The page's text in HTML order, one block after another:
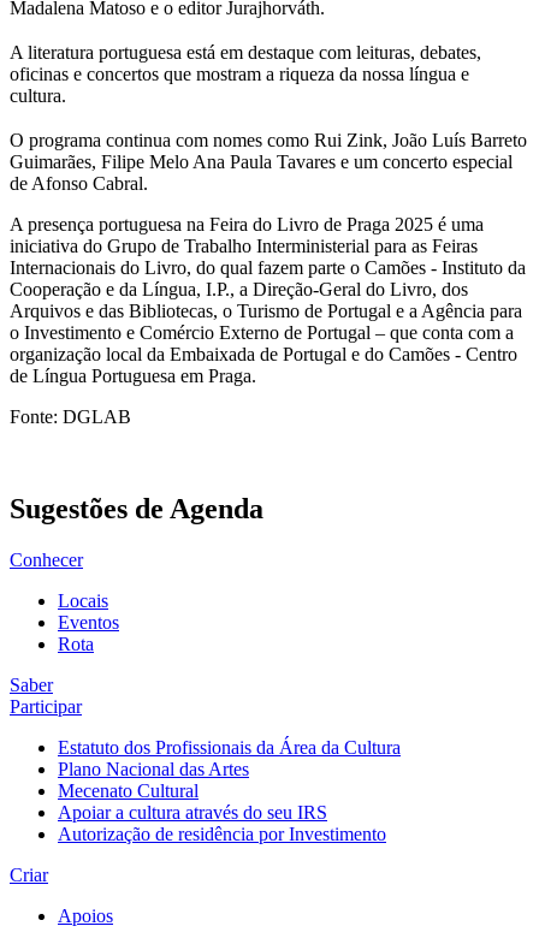
Madalena Matoso e o editor Jurajhorváth.
A literatura portuguesa está em destaque com leituras, debates,
oficinas e concertos que mostram a riqueza da nossa língua e
cultura.
O programa continua com nomes como Rui Zink, João Luís Barreto
Guimarães, Filipe Melo Ana Paula Tavares e um concerto especial
de Afonso Cabral.
A presença portuguesa na Feira do Livro de Praga 2025 é uma
iniciativa do Grupo de Trabalho Interministerial para as Feiras
Internacionais do Livro, do qual fazem parte o Camões - Instituto da
Cooperação e da Língua, I.P., a Direção-Geral do Livro, dos
Arquivos e das Bibliotecas, o Turismo de Portugal e a Agência para
o Investimento e Comércio Externo de Portugal – que conta com a
organização local da Embaixada de Portugal e do Camões - Centro
de Língua Portuguesa em Praga.
Fonte: DGLAB
Sugestões de Agenda
Conhecer
Locais
Eventos
Rota
Saber
Participar
Estatuto dos Profissionais da Área da Cultura
Plano Nacional das Artes
Mecenato Cultural
Apoiar a cultura através do seu IRS
Autorização de residência por Investimento
Criar
Apoios